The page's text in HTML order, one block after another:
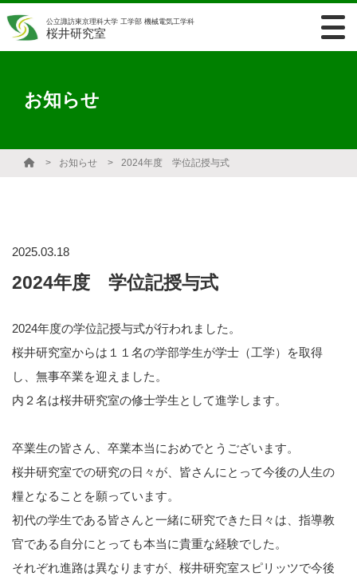
公立諏訪東京理科大学 工学部 機械電気工学科
桜井研究室
お知らせ
お知らせ 2024年度 学位記授与式
2025.03.18
2024年度 学位記授与式
2024年度の学位記授与式が行われました。
桜井研究室からは１１名の学部学生が学士（工学）を取得
し、無事卒業を迎えました。
内２名は桜井研究室の修士学生として進学します。
卒業生の皆さん、卒業本当におめでとうございます。
桜井研究室での研究の日々が、皆さんにとって今後の人生の
糧となることを願っています。
初代の学生である皆さんと一緒に研究できた日々は、指導教
官である自分にとっても本当に貴重な経験でした。
それぞれ進路は異なりますが、桜井研究室スピリッツで今後